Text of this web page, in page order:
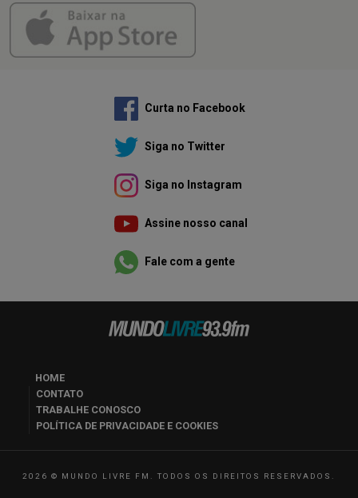
Curta no Facebook
Siga no Twitter
Siga no Instagram
Assine nosso canal
Fale com a gente
HOME
CONTATO
TRABALHE CONOSCO
POLÍTICA DE PRIVACIDADE E COOKIES
2026 © MUNDO LIVRE FM. TODOS OS DIREITOS RESERVADOS.